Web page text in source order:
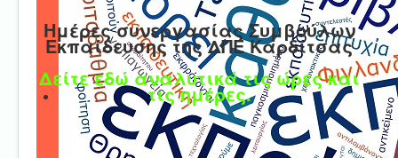
Ημέρες συνεργασίας Συμβούλων
Εκπαίδευσης της ΔΠΕ Καρδίτσας
Δείτε εδώ αναλυτικά τις ώρες και
τις ημέρες.